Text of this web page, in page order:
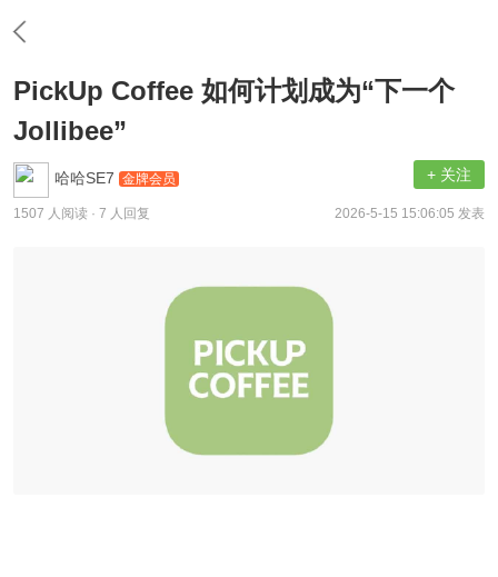
PickUp Coffee 如何计划成为“下一个
Jollibee”
哈哈SE7 金牌会员 + 关注
1507 人阅读 · 7 人回复 2026-5-15 15:06:05 发表